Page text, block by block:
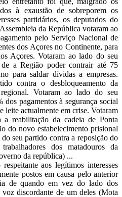
à exaustão de sobreporem os
partidários, os deputados do
da República votaram ao
pelo Serviço Nacional de
dos Açores no Continente, para
Açores. Votaram ao lado do seu
a Região poder contrair até 75
para saldar dívidas a empresas.
contra o desbloqueamento da
Votaram ao lado do seu
pagamentos à segurança social
leite actualmente em crise. Votaram
reabilitação da cadeia de Ponta
do novo estabelecimento prisional
seu partido contra a reposição do
dos matadouros da
da república) ...
aos legítimos interesses
postos em causa pelo anterior
de quando em vez do lado dos
discordante de um deles (Mota